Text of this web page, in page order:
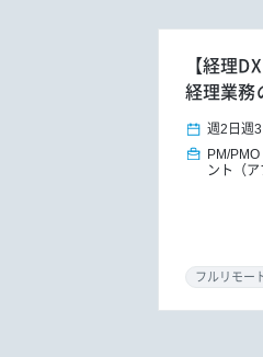
【経理
経理業務
週2日 週3
PM/PMO
ント（ア
フルリモー